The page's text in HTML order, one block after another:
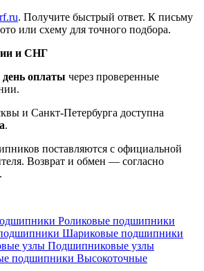
. Получите быстрый ответ. К письму
или схему для точного подбора.
и СНГ
день оплаты через проверенные
и Санкт-Петербурга доступна
.
поставляются с официальной
Возврат и обмен — согласно
Роликовые подшипники
Шариковые подшипники
Подшипниковые узлы
Высокоточные